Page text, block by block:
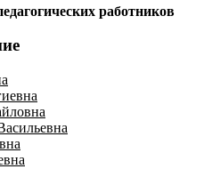
работников